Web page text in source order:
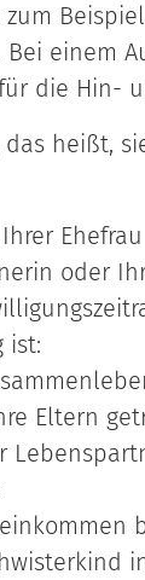
Bei einem
die Hin-
heißt,
oder
ist:
Eltern